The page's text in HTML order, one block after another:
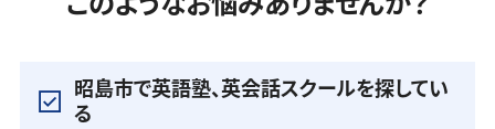
昭島市で英語塾、英会話スクールを探してい
る